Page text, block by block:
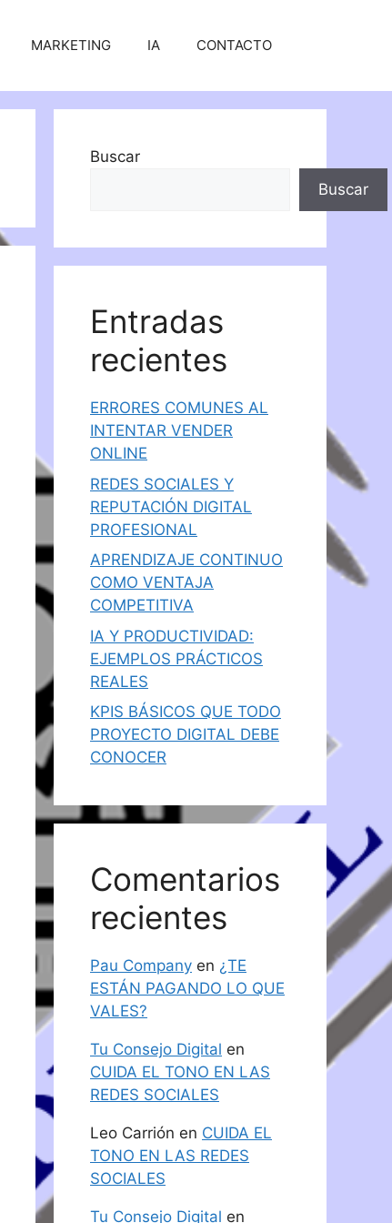
MARKETING IA CONTACTO
Buscar
Buscar
Entradas
recientes
ERRORES COMUNES AL
INTENTAR VENDER
ONLINE
REDES SOCIALES Y
REPUTACIÓN DIGITAL
PROFESIONAL
APRENDIZAJE CONTINUO
COMO VENTAJA
COMPETITIVA
IA Y PRODUCTIVIDAD:
EJEMPLOS PRÁCTICOS
REALES
KPIS BÁSICOS QUE TODO
PROYECTO DIGITAL DEBE
CONOCER
Comentarios
recientes
Pau Company en ¿TE
ESTÁN PAGANDO LO QUE
VALES?
Tu Consejo Digital en
CUIDA EL TONO EN LAS
REDES SOCIALES
Leo Carrión en CUIDA EL
TONO EN LAS REDES
SOCIALES
Tu Consejo Digital en